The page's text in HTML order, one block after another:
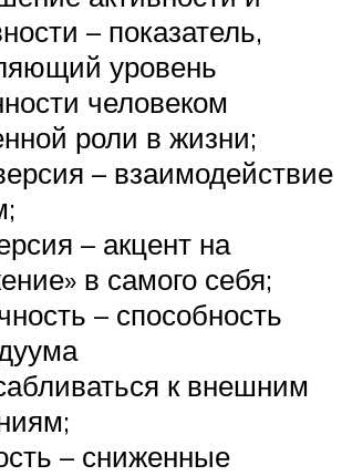
– показатель,
уровень
человеком
роли в жизни;
– взаимодействие
– акцент на
в самого себя;
– способность
к внешним
– сниженные